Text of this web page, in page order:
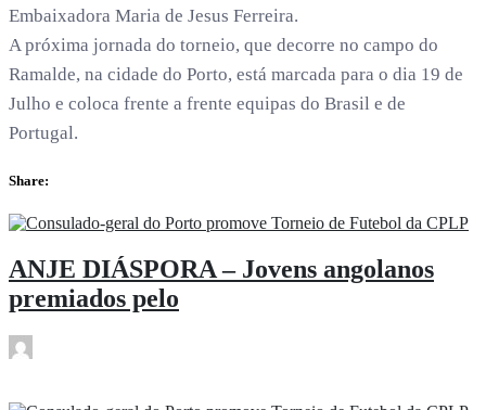
Embaixadora Maria de Jesus Ferreira.
A próxima jornada do torneio, que decorre no campo do
Ramalde, na cidade do Porto, está marcada para o dia 19 de
Julho e coloca frente a frente equipas do Brasil e de
Portugal.
Share:
ANJE DIÁSPORA – Jovens angolanos
premiados pelo